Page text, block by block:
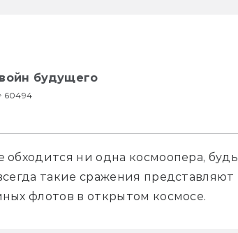
будущего
60494
обходится ни одна космоопера, будь
такие сражения представляют
флотов в открытом космосе.